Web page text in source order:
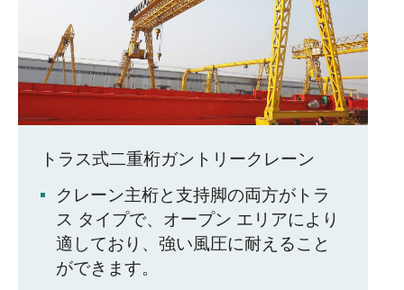
トラス式二重桁ガントリークレーン
クレーン主桁と支持脚の両方がトラ
ス タイプで、オープン エリアにより
適しており、強い風圧に耐えること
ができます。